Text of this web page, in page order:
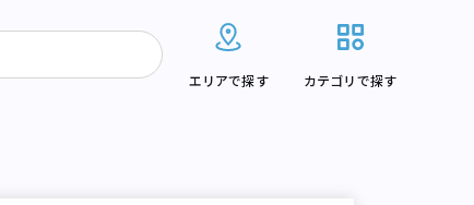
エリアで探す カテゴリで探す